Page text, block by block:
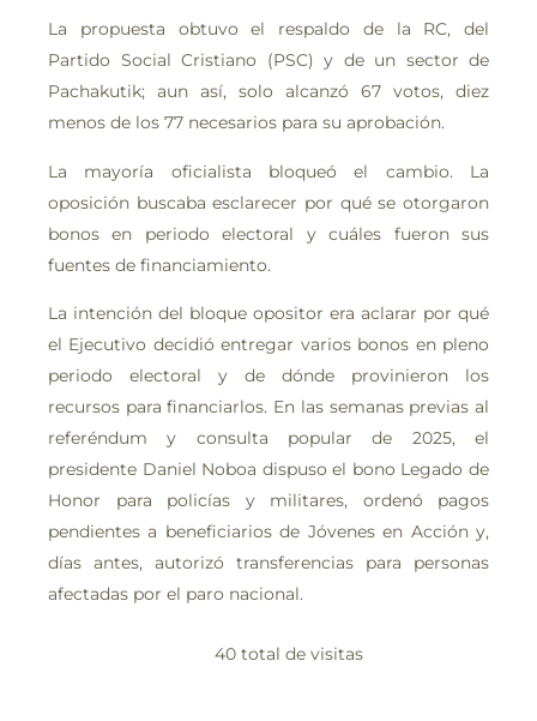
La propuesta obtuvo el respaldo de la RC, del
Partido Social Cristiano (PSC) y de un sector de
Pachakutik; aun así, solo alcanzó 67 votos, diez
menos de los 77 necesarios para su aprobación.
La mayoría oficialista bloqueó el cambio. La
oposición buscaba esclarecer por qué se otorgaron
bonos en periodo electoral y cuáles fueron sus
fuentes de financiamiento.
La intención del bloque opositor era aclarar por qué
el Ejecutivo decidió entregar varios bonos en pleno
periodo electoral y de dónde provinieron los
recursos para financiarlos. En las semanas previas al
referéndum y consulta popular de 2025, el
presidente Daniel Noboa dispuso el bono Legado de
Honor para policías y militares, ordenó pagos
pendientes a beneficiarios de Jóvenes en Acción y,
días antes, autorizó transferencias para personas
afectadas por el paro nacional.
40 total de visitas